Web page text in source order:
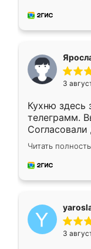
для замера
предложил
3
Кухню здесь
телеграмм.
недели
довольны
мебель за
Читать
3